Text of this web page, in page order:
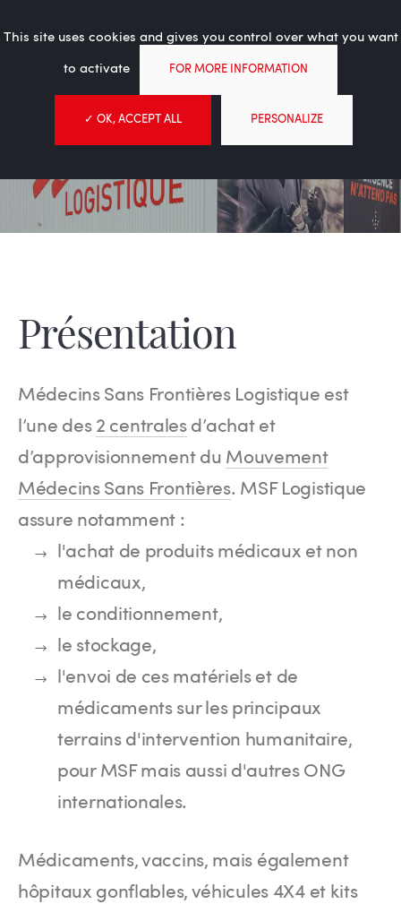
service de l’humanitaire
À propos
Présentation
Médecins Sans Frontières Logistique est
l’une des 2 centralesd’achat et
d’approvisionnement du Mouvement
Médecins Sans Frontières. MSF Logistique
assure notamment :
l'achat de produits médicaux et non
médicaux,
le conditionnement,
le stockage,
l'envoi de ces matériels et de
médicaments sur les principaux
terrains d'intervention humanitaire,
pour MSF mais aussi d'autres ONG
internationales.
Médicaments, vaccins, mais également
hôpitaux gonflables, véhicules 4X4 et kits
This site uses cookies and gives you control over what you want
to activate FOR MORE INFORMATION
✓ OK, ACCEPT ALL PERSONALIZE